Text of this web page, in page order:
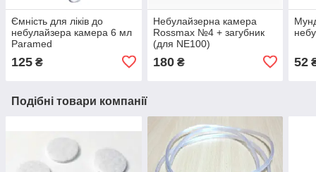
Ємність для ліків до
небулайзера камера 6 мл
Paramed
125 ₴
Небулайзерна камера
Rossmax №4 + загубник
(для NE100)
180₴ 52
Подібні товари компанії